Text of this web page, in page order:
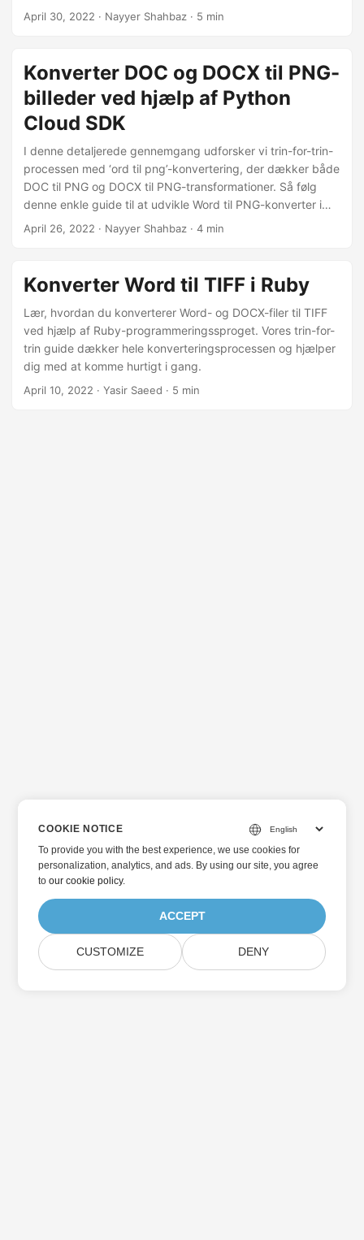
April 30, 2022 · Nayyer Shahbaz · 5 min
Konverter DOC og DOCX til PNG-
billeder ved hjælp af Python
Cloud SDK
I denne detaljerede gennemgang udforsker vi trin-for-trin-
processen med ‘ord til png’-konvertering, der dækker både
DOC til PNG og DOCX til PNG-transformationer. Så følg
denne enkle guide til at udvikle Word til PNG-konverter i
Python. Så udnyt mulighederne i Python Cloud SDK til
April 26, 2022 · Nayyer Shahbaz · 4 min
Konverter Word til TIFF i Ruby
Lær, hvordan du konverterer Word- og DOCX-filer til TIFF
ved hjælp af Ruby-programmeringssproget. Vores trin-for-
trin guide dækker hele konverteringsprocessen og hjælper
dig med at komme hurtigt i gang.
April 10, 2022 · Yasir Saeed · 5 min
COOKIE NOTICE
To provide you with the best experience, we use cookies for
personalization, analytics, and ads. By using our site, you agree
toour cookie policy.
ACCEPT
CUSTOMIZE DENY